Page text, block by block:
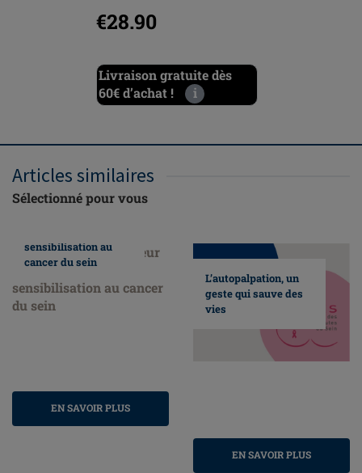
€28.90
Livraison gratuite dès
60€ d’achat !
i
Articles similaires
Sélectionné pour vous
sensibilisation au
cancer du sein
EN SAVOIR PLUS
L’autopalpation, un
geste qui sauve des
vies
EN SAVOIR PLUS